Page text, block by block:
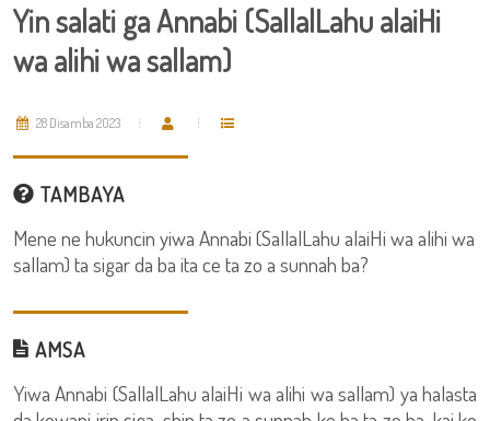
Yin salati ga Annabi (SallalLahu alaiHi
wa alihi wa sallam)
28 Disamba 2023
TAMBAYA
Mene ne hukuncin yiwa Annabi (SallalLahu alaiHi wa alihi wa
sallam) ta sigar da ba ita ce ta zo a sunnah ba?
AMSA
Yiwa Annabi (SallalLahu alaiHi wa alihi wa sallam) ya halasta